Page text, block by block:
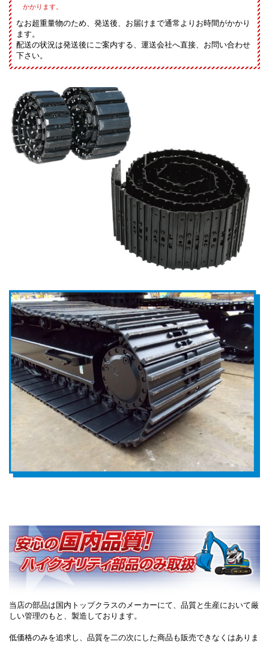
かかります。
なお超重量物のため、発送後、お届けまで通常よりお時間がかかり
ます。
配送の状況は発送後にご案内する、運送会社へ直接、お問い合わせ
下さい。
当店の部品は国内トップクラスのメーカーにて、品質と生産において厳
しい管理のもと、製造しております。
低価格のみを追求し、品質を二の次にした商品も販売できなくはありま